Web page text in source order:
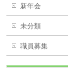
新年会
未分類
職員募集